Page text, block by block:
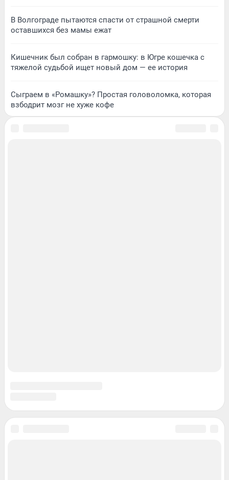
В Волгограде пытаются спасти от страшной смерти
оставшихся без мамы ежат
Кишечник был собран в гармошку: в Югре кошечка с
тяжелой судьбой ищет новый дом — ее история
Сыграем в «Ромашку»? Простая головоломка, которая
взбодрит мозг не хуже кофе